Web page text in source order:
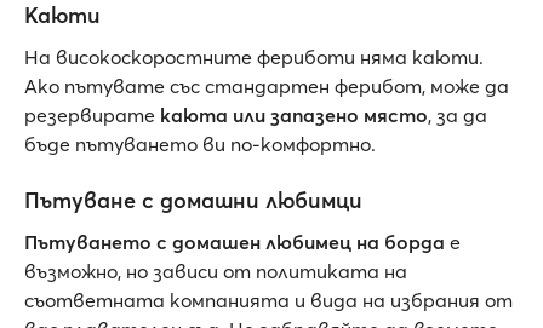
Каюти
На високоскоростните фериботи няма каюти.
Ако пътувате със стандартен ферибот, може да
резервирате каюта или запазено място, за да
бъде пътуването ви по-комфортно.
Пътуване с домашни любимци
Пътуването с домашен любимец на борда е
възможно, но зависи от политиката на
съответната компанията и вида на избрания от